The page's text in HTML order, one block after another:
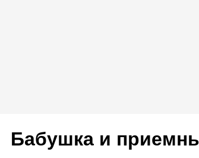
Бабушка и